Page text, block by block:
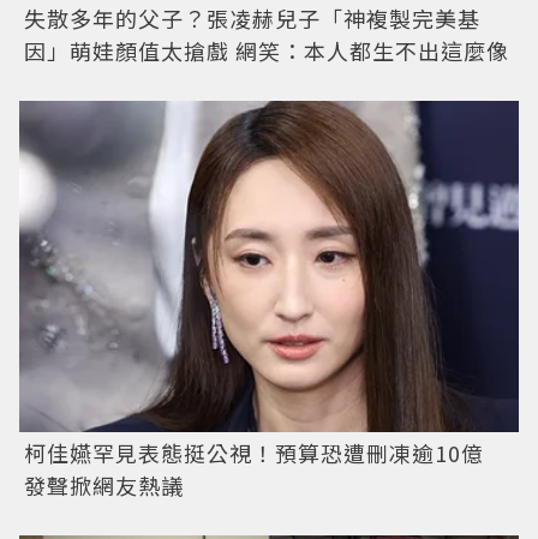
失散多年的父子？張凌赫兒子「神複製完美基
因」萌娃顏值太搶戲 網笑：本人都生不出這麼像
柯佳嬿罕見表態挺公視！預算恐遭刪凍逾10億
發聲掀網友熱議